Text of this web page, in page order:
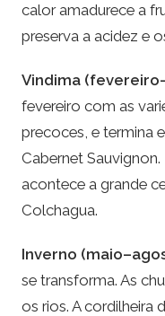
calor amadurece a
preserva a acidez e
Vindima
fevereiro com as
precoces, e termina
Cabernet
acontece a grande
Colchagua.
Inverno
se transforma. As
os rios. A cordilheira